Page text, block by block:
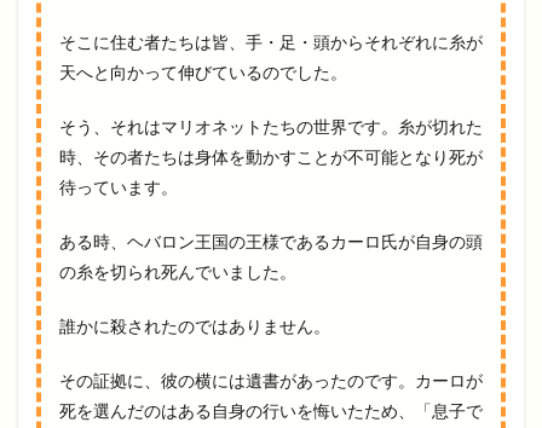
そこに住む者たちは皆、手・足・頭からそれぞれに糸が
天へと向かって伸びているのでした。
そう、それはマリオネットたちの世界です。糸が切れた
時、その者たちは身体を動かすことが不可能となり死が
待っています。
ある時、ヘバロン王国の王様であるカーロ氏が自身の頭
の糸を切られ死んでいました。
誰かに殺されたのではありません。
その証拠に、彼の横には遺書があったのです。カーロが
死を選んだのはある自身の行いを悔いたため、「息子で